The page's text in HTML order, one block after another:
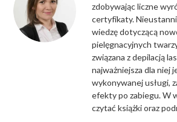
zdobywając liczne
certyfikaty.
wiedzę dotyczącą
pielęgnacyjnych
związana z depilacją
najważniejsza dla niej
wykonywanej usługi,
efekty po zabiegu. W
czytać książki oraz